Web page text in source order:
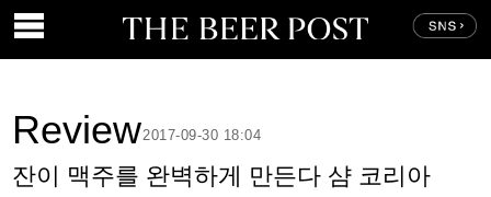
Review
잔이 맥주를 완벽하게 만든다 샴 코리아
2017-09-30 18:04